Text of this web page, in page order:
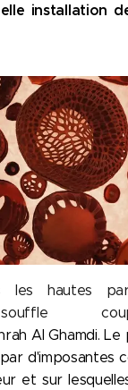
installation
les hautes
souffle
Al Ghamdi.
d'imposantes
et sur